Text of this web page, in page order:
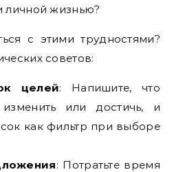
личной жизнью?
с этими трудностями?
советов:
целей: Напишите, что
или достичь, и
как фильтр при выборе
: Потратьте время